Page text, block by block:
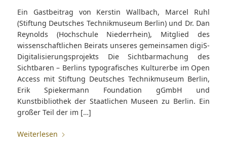
Ein Gastbeitrag von Kerstin Wallbach, Marcel Ruhl
(Stiftung Deutsches Technikmuseum Berlin) und Dr. Dan
Reynolds (Hochschule Niederrhein), Mitglied des
wissenschaftlichen Beirats unseres gemeinsamen digiS-
Digitalisierungsprojekts Die Sichtbarmachung des
Sichtbaren – Berlins typografisches Kulturerbe im Open
Access mit Stiftung Deutsches Technikmuseum Berlin,
Erik Spiekermann Foundation gGmbH und
Kunstbibliothek der Staatlichen Museen zu Berlin. Ein
großer Teil der im […]
Weiterlesen